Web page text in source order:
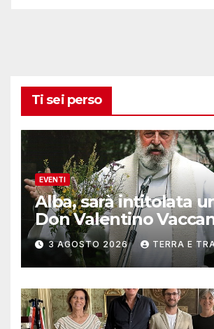
Ti sei perso
EVENTI
Alba, sarà intitolata
Don Valentino
3 AGOSTO 2026 TERRA E